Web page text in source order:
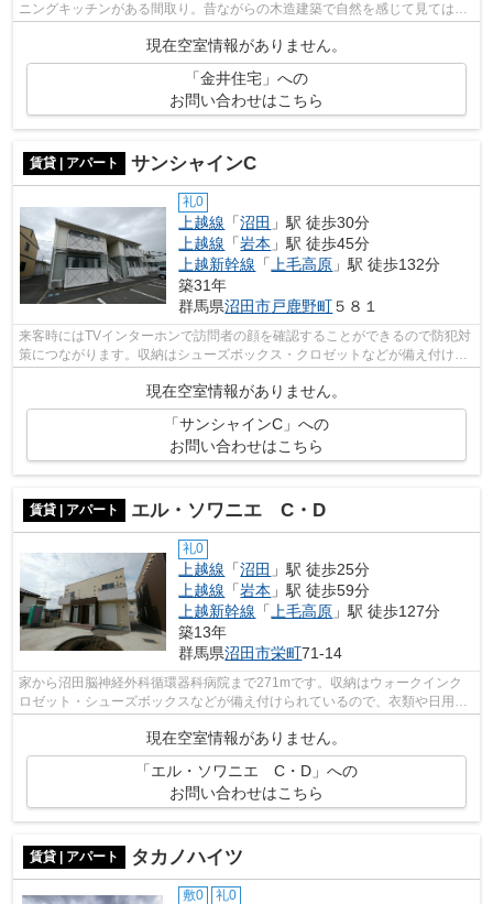
ニングキッチンがある間取り。昔ながらの木造建築で自然を感じて見てはい
かがでしょうか。管理費や共益費が無...
現在空室情報がありません。
「金井住宅」への
お問い合わせはこちら
賃貸 | アパート サンシャインC
礼0
上越線 「沼田 」駅 徒歩30分
上越線 「岩本 」駅 徒歩45分
上越新幹線 「上毛高原 」駅 徒歩132分
築31年
群馬県沼田市戸鹿野町５８１
来客時にはTVインターホンで訪問者の顔を確認することができるので防犯対
策につながります。収納はシューズボックス・クロゼットなどが備え付けら
現在空室情報がありません。
「サンシャインC」への
お問い合わせはこちら
賃貸 | アパート エル・ソワニエ C・D
礼0
上越線 「沼田 」駅 徒歩25分
上越線 「岩本 」駅 徒歩59分
上越新幹線 「 上毛高原 」駅 徒歩127分
築13年
群馬県沼田市栄町71-14
家から沼田脳神経外科循環器科病院まで271mです。収納はウォークインク
ロゼット・シューズボックスなどが備え付けられているので、衣類や日用品
の収納に重宝します。駐輪場付きの物件...
現在空室情報がありません。
「エル・ソワニエ C・D」への
お問い合わせはこちら
賃貸 | アパート タカノハイツ
敷0 礼0